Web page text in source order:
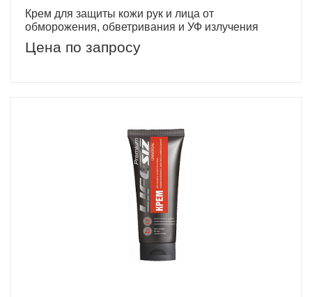
Крем для защиты кожи рук и лица от
обморожения, обветривания и УФ излучения
Цена по запросу